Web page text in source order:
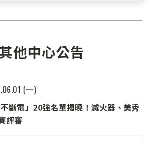
其他中心公告
(一)
不斷電」20強名單揭曉！滅火器、美秀
評審